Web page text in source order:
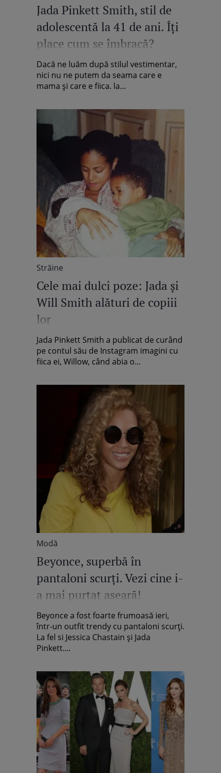
Jada Pinkett Smith, stil de
adolescentă la 41 de ani. Îţi
place cum se îmbracă?
Dacă ne luăm după stilul vestimentar,
nici nu ne putem da seama care e
mama şi care e fiica. la...
Străine
Cele mai dulci poze: Jada şi
Will Smith alături de copiii
lor
Jada Pinkett Smith a publicat de curând
pe contul său de Instagram imagini cu
fiica ei, Willow, când abia o...
Modă
Beyonce, superbă în
pantaloni scurţi. Vezi cine i-
a mai purtat aseară!
Beyonce a fost foarte frumoasă ieri,
într-un outfit trendy cu pantaloni scurţi.
La fel si Jessica Chastain şi Jada
Pinkett....